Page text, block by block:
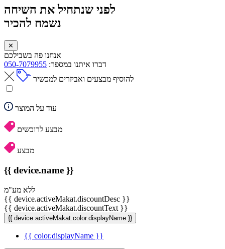
לפני שנתחיל את השיחה
נשמח להכיר
✕
אנחנו פה בשבילכם
דברו איתנו במספר: 050-7079955
להוסיף מבצעים ואביזרים למכשיר
עוד על המוצר
מבצע לרוכשים
מבצע
{{ device.name }}
ללא מע"מ
{{ device.activeMakat.discountDesc }}
{{ device.activeMakat.discountText }}
{{ device.activeMakat.color.displayName }}
{{ color.displayName }}